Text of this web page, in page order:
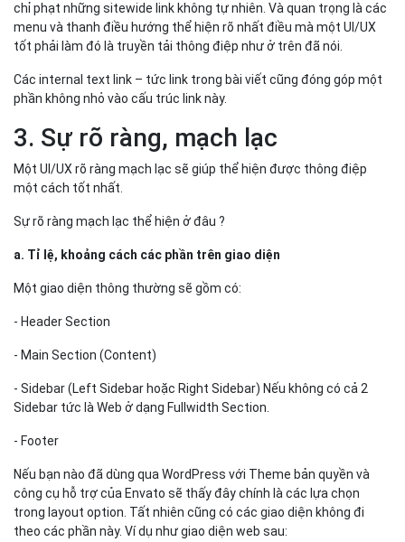
chỉ phạt những sitewide link không tự nhiên. Và quan trọng là các
menu và thanh điều hướng thể hiện rõ nhất điều mà một UI/UX
tốt phải làm đó là truyền tải thông điệp như ở trên đã nói.
Các internal text link – tức link trong bài viết cũng đóng góp một
phần không nhỏ vào cấu trúc link này.
3. Sự rõ ràng, mạch lạc
Một UI/UX rõ ràng mạch lạc sẽ giúp thể hiện được thông điệp
một cách tốt nhất.
Sự rõ ràng mạch lạc thể hiện ở đâu ?
a. Tỉ lệ, khoảng cách các phần trên giao diện
Một giao diện thông thường sẽ gồm có:
- Header Section
- Main Section (Content)
- Sidebar (Left Sidebar hoặc Right Sidebar) Nếu không có cả 2
Sidebar tức là Web ở dạng Fullwidth Section.
- Footer
Nếu bạn nào đã dùng qua WordPress với Theme bản quyền và
công cụ hỗ trợ của Envato sẽ thấy đây chính là các lựa chọn
trong layout option. Tất nhiên cũng có các giao diện không đi
theo các phần này. Ví dụ như giao diện web sau: